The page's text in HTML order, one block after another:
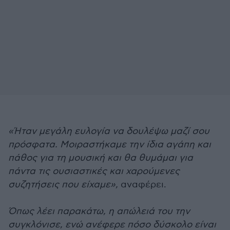
«Ήταν μεγάλη ευλογία να δουλέψω μαζί σου
πρόσφατα. Μοιραστήκαμε την ίδια αγάπη και
πάθος για τη μουσική και θα θυμάμαι για
πάντα τις ουσιαστικές και χαρούμενες
συζητήσεις που είχαμε», αναφέρει.
Όπως λέει παρακάτω, η απώλειά του την
συγκλόνισε, ενώ ανέφερε πόσο δύσκολο είναι